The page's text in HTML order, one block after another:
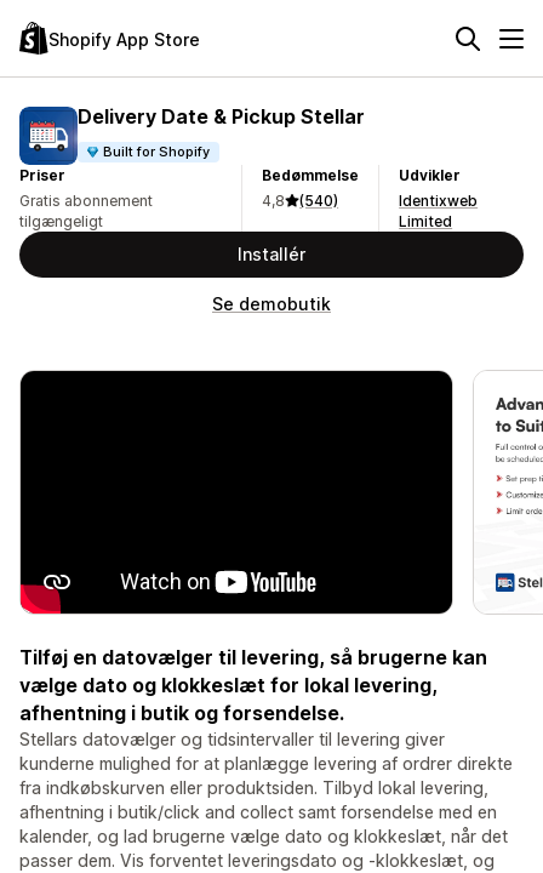
Shopify App Store
Delivery Date & Pickup Stellar
Built for Shopify
Priser
Gratis abonnement
tilgængeligt
Bedømmelse
4,8
(540)
Udvikler
Identixweb
Limited
Installér
Se demobutik
Tilføj en datovælger til levering, så brugerne kan
vælge dato og klokkeslæt for lokal levering,
afhentning i butik og forsendelse.
Stellars datovælger og tidsintervaller til levering giver
kunderne mulighed for at planlægge levering af ordrer direkte
fra indkøbskurven eller produktsiden. Tilbyd lokal levering,
afhentning i butik/click and collect samt forsendelse med en
kalender, og lad brugerne vælge dato og klokkeslæt, når det
passer dem. Vis forventet leveringsdato og -klokkeslæt, og